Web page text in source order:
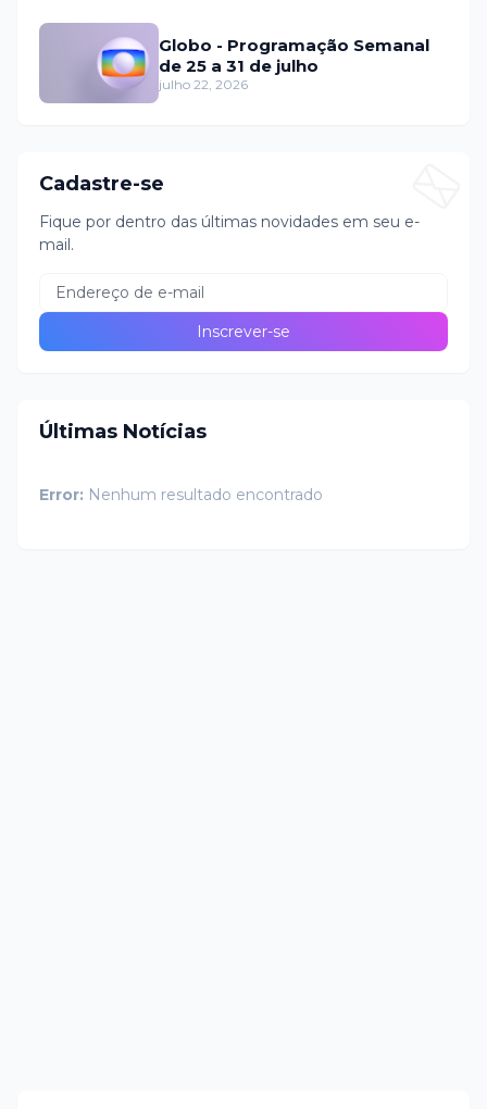
Globo - Programação Semanal
de 25 a 31 de julho
julho 22, 2026
Cadastre-se
Fique por dentro das últimas novidades em seu e-
mail.
Últimas Notícias
Error: Nenhum resultado encontrado